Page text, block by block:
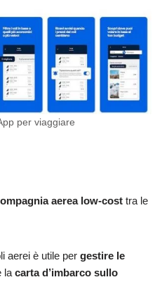
per viaggiare
aerea low-cost tra le
aerei è utile per gestire le
la carta d’imbarco sullo